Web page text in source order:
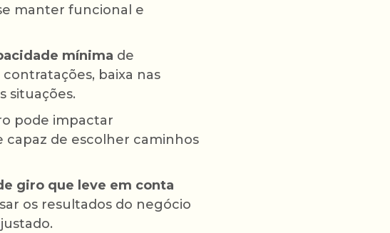
manter funcional e
mínima de
baixa nas
situações.
pode impactar
capaz de escolher caminhos
giro que leve em conta
os resultados do negócio